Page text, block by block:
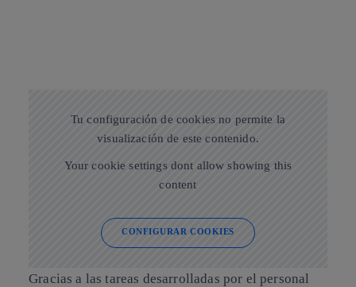
Tu configuración de cookies no permite la
visualización de este contenido.
Your cookie settings dont allow showing this
content
CONFIGURAR COOKIES
Gracias a las tareas desarrolladas por el personal